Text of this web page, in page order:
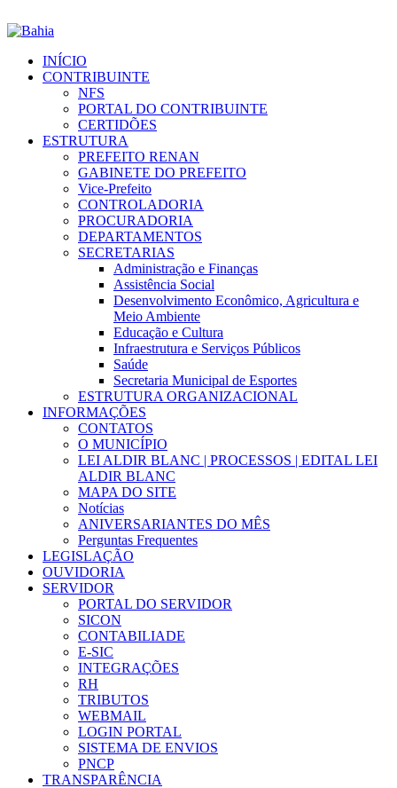
INÍCIO
CONTRIBUINTE
NFS
PORTAL DO CONTRIBUINTE
CERTIDÕES
ESTRUTURA
PREFEITO RENAN
GABINETE DO PREFEITO
Vice-Prefeito
CONTROLADORIA
PROCURADORIA
DEPARTAMENTOS
SECRETARIAS
Administração e Finanças
Assistência Social
Desenvolvimento Econômico, Agricultura e
Meio Ambiente
Educação e Cultura
Infraestrutura e Serviços Públicos
Saúde
Secretaria Municipal de Esportes
ESTRUTURA ORGANIZACIONAL
INFORMAÇÕES
CONTATOS
O MUNICÍPIO
LEI ALDIR BLANC | PROCESSOS | EDITAL LEI
ALDIR BLANC
MAPA DO SITE
Notícias
ANIVERSARIANTES DO MÊS
Perguntas Frequentes
LEGISLAÇÃO
OUVIDORIA
SERVIDOR
PORTAL DO SERVIDOR
SICON
CONTABILIADE
E-SIC
INTEGRAÇÕES
RH
TRIBUTOS
WEBMAIL
LOGIN PORTAL
SISTEMA DE ENVIOS
PNCP
TRANSPARÊNCIA